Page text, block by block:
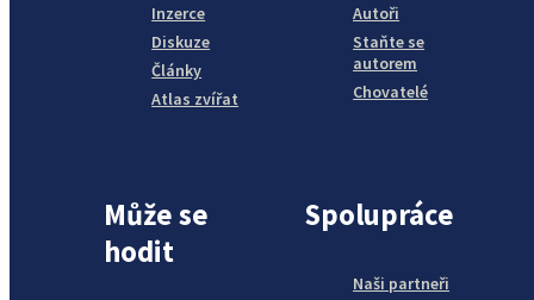
Inzerce
Diskuze
Články
Atlas zvířat
Autoři
Staňte se
autorem
Chovatelé
Může se
hodit
Spolupráce
Naši partneři